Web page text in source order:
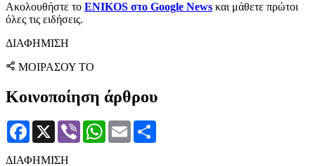
Ακολουθήστε το ENIKOS στο Google News και μάθετε πρώτοι
όλες τις ειδήσεις.
ΔΙΑΦΗΜΙΣΗ
ΜΟΙΡΑΣΟΥ ΤΟ
Κοινοποίηση άρθρου
Facebook
X Viber WhatsApp
Email
ΔΙΑΦΗΜΙΣΗ